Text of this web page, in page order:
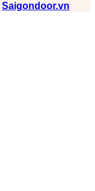
Saigondoor.vn